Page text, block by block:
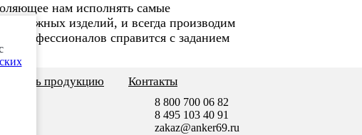
нам исполнять самые
сложных изделий, и всегда производим
профессионалов справится с заданием
Заказать продукцию Контакты
8 800 700 06 82
8 495 103 40 91
zakaz@anker69.ru